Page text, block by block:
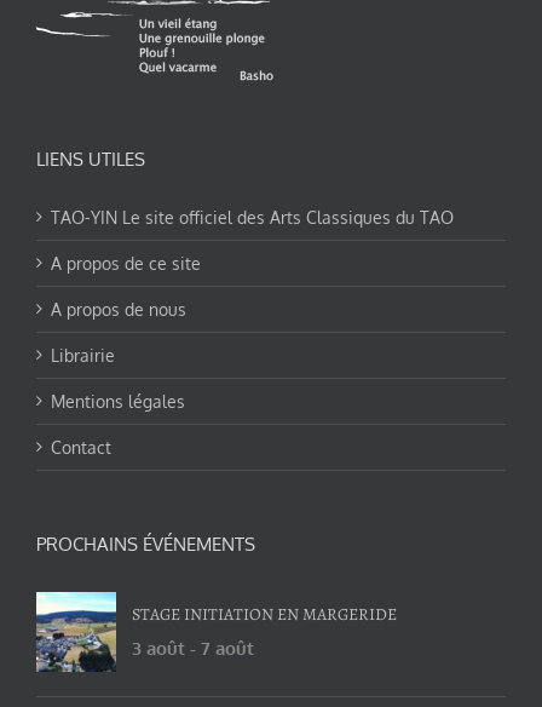
LIENS UTILES
TAO-YIN Le site officiel des Arts Classiques du TAO
A propos de ce site
A propos de nous
Librairie
Mentions légales
Contact
PROCHAINS ÉVÉNEMENTS
STAGE INITIATION EN MARGERIDE
3 août - 7 août